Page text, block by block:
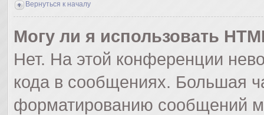
Вернуться к началу
Могу ли я использовать
Нет. На этой конференции
кода в сообщениях. Большая
форматированию сообщений